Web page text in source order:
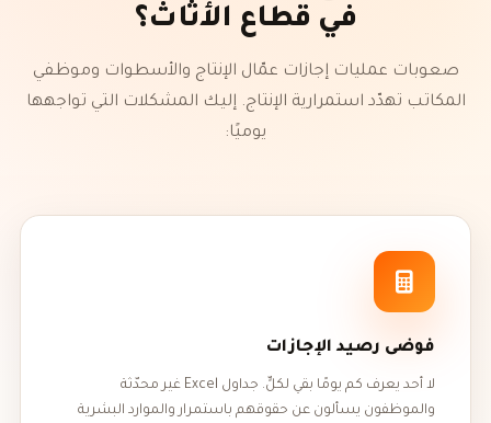
في قطاع الأثاث؟
صعوبات عمليات إجازات عمّال الإنتاج والأسطوات وموظفي
المكاتب تهدّد استمرارية الإنتاج. إليك المشكلات التي تواجهها
يوميًا:
فوضى رصيد الإجازات
لا أحد يعرف كم يومًا بقي لكلٍّ. جداول Excel غير محدّثة
والموظفون يسألون عن حقوقهم باستمرار والموارد البشرية